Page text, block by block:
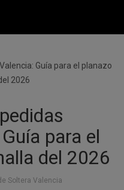
para el
del 2026
Soltera Valencia